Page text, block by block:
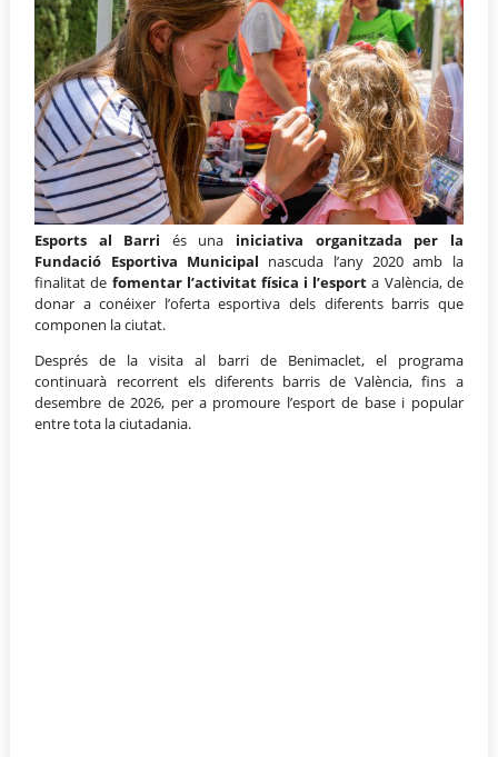
Esports al Barri és una iniciativa organitzada per la
Fundació Esportiva Municipal nascuda l’any 2020 amb la
finalitat de fomentar l’activitat física i l’esport a València, de
donar a conéixer l’oferta esportiva dels diferents barris que
componen la ciutat.
Després de la visita al barri de Benimaclet, el programa
continuarà recorrent els diferents barris de València, fins a
desembre de 2026, per a promoure l’esport de base i popular
entre tota la ciutadania.